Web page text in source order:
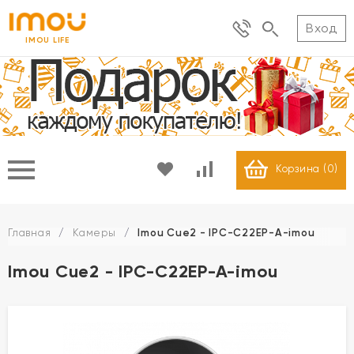
IMOU LIFE
Вход
Корзина ( 0)
Главная / Камеры / Imou Cue2 - IPC-C22EP-A-imou
Imou Cue2 - IPC-C22EP-A-imou